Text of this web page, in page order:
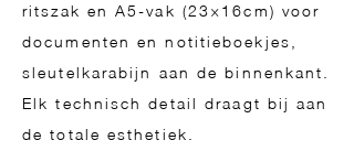
ritszak en A5-vak (23×16cm) voor
documenten en notitieboekjes,
sleutelkarabijn aan de binnenkant.
Elk technisch detail draagt bij aan
de totale esthetiek.